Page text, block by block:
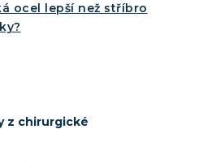
ocel lepší než stříbro
z chirurgické